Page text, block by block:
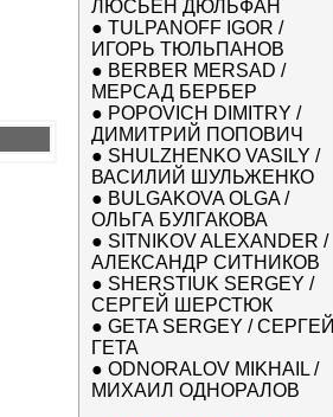
ЛЮСЬЕН ДЮЛЬФАН
● TULPANOFF IGOR /
ИГОРЬ ТЮЛЬПАНОВ
● BERBER MERSAD /
МЕРСАД БЕРБЕР
● POPOVICH DIMITRY /
ДИМИТРИЙ ПОПОВИЧ
● SHULZHENKO VASILY /
ВАСИЛИЙ ШУЛЬЖЕНКО
● BULGAKOVA OLGA /
ОЛЬГА БУЛГАКОВА
● SITNIKOV ALEXANDER /
АЛЕКСАНДР СИТНИКОВ
● SHERSTIUK SERGEY /
СЕРГЕЙ ШЕРСТЮК
● GETA SERGEY / СЕРГЕЙ
ГЕТА
● ODNORALOV MIKHAIL /
МИХАИЛ ОДНОРАЛОВ